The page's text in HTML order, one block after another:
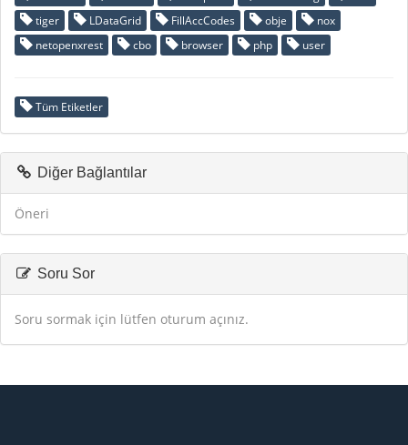
tiger
LDataGrid FillAccCodes obje
nox
netopenxrest
cbo browser php user
Tüm Etiketler
Diğer Bağlantılar
Öneri
Soru Sor
Soru sormak için lütfen oturum açınız.